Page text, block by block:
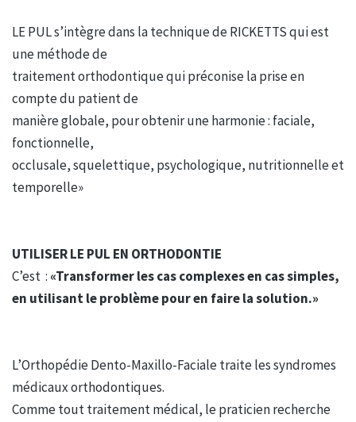
LE PUL s’intègre dans la technique de RICKETTS qui est
une méthode de
traitement orthodontique qui préconise la prise en
compte du patient de
manière globale, pour obtenir une harmonie : faciale,
fonctionnelle,
occlusale, squelettique, psychologique, nutritionnelle et
temporelle»
UTILISER LE PUL EN ORTHODONTIE
C’est : «Transformer les cas complexes en cas simples,
en utilisant le problème pour en faire la solution.»
L’Orthopédie Dento-Maxillo-Faciale traite les syndromes
médicaux orthodontiques.
Comme tout traitement médical, le praticien recherche